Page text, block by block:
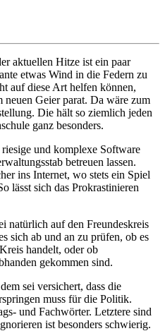
aktuellen Hitze ist ein paar
etwas Wind in die Federn zu
auf diese Art helfen können,
Geier parat. Da wäre zum
Die hält so ziemlich jeden
ganz besonders.
und komplexe Software
betreuen lassen.
ins Internet, wo stets ein Spiel
lässt sich das Prokrastinieren
natürlich auf den Freundeskreis
sich ab und an zu prüfen, ob es
handelt, oder ob
gekommen sind.
sei versichert, dass die
muss für die Politik.
und Fachwörter. Letztere sind
ist besonders schwierig.